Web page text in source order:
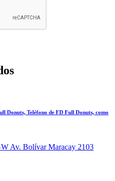
Donuts, Teléfono de FD Full Donuts, como
Av. Bolívar Maracay 2103